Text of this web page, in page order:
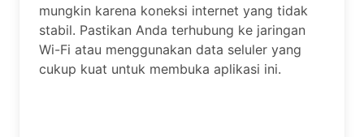
mungkin karena koneksi internet yang tidak
stabil. Pastikan Anda terhubung ke jaringan
Wi-Fi atau menggunakan data seluler yang
cukup kuat untuk membuka aplikasi ini.